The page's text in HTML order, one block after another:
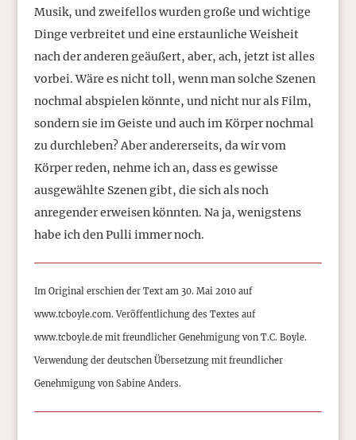
Musik, und zweifellos wurden große und wichtige
Dinge verbreitet und eine erstaunliche Weisheit
nach der anderen geäußert, aber, ach, jetzt ist alles
vorbei. Wäre es nicht toll, wenn man solche Szenen
nochmal abspielen könnte, und nicht nur als Film,
sondern sie im Geiste und auch im Körper nochmal
zu durchleben? Aber andererseits, da wir vom
Körper reden, nehme ich an, dass es gewisse
ausgewählte Szenen gibt, die sich als noch
anregender erweisen könnten. Na ja, wenigstens
habe ich den Pulli immer noch.
Im Original erschien der Text am 30. Mai 2010 auf
www.tcboyle.com. Veröffentlichung des Textes auf
www.tcboyle.de mit freundlicher Genehmigung von T.C. Boyle.
Verwendung der deutschen Übersetzung mit freundlicher
Genehmigung von Sabine Anders.